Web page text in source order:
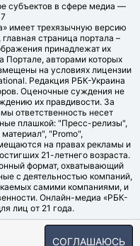
субъектов в сфере медиа —
имеет трехязычную версию
страница портала –
принадлежат их
Портале, авторами которых
на условиях лицензии
Редакция РБК-Украина
Оценочные суждения не
их правдивости. За
ответственность несет
плашкой: "Пресс-релизы",
"Promo",
на правах рекламы и
21-летнего возраста.
формат, охватывающий
с деятельностью компаний,
самими компаниями, и
Онлайн-медиа «РБК-
лиц от 21 года.
2006-2026.
СОГЛАШАЮСЬ